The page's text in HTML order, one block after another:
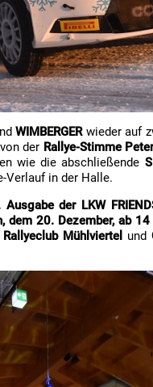
WIMBERGERwieder auf
der Rallye-Stimme
wie die abschließende
Verlauf in der Halle.
Ausgabe der LKW
dem 20. Dezember, ab
Rallyeclub Mühlviertel und